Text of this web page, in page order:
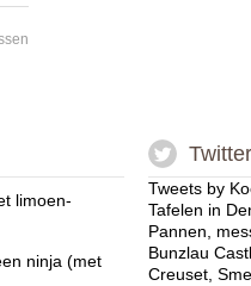
limoen-
ninja (met
Twitter
Tweets by
Tafelen in
Pannen,
Bunzlau
Creuset,